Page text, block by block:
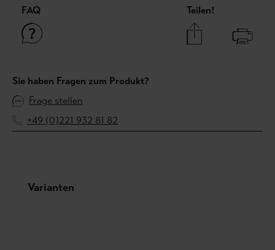
FAQ Teilen!
Sie haben Fragen zum Produkt?
Frage stellen
+49 (0)221 932 81 82
Produktgalerie überspringen
Varianten